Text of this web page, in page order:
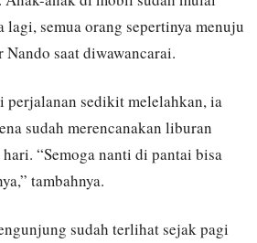
lagi, semua orang sepertinya menuju
saat diwawancarai.
perjalanan sedikit melelahkan, ia
sudah merencanakan liburan
“Semoga nanti di pantai bisa
tambahnya.
sudah terlihat sejak pagi